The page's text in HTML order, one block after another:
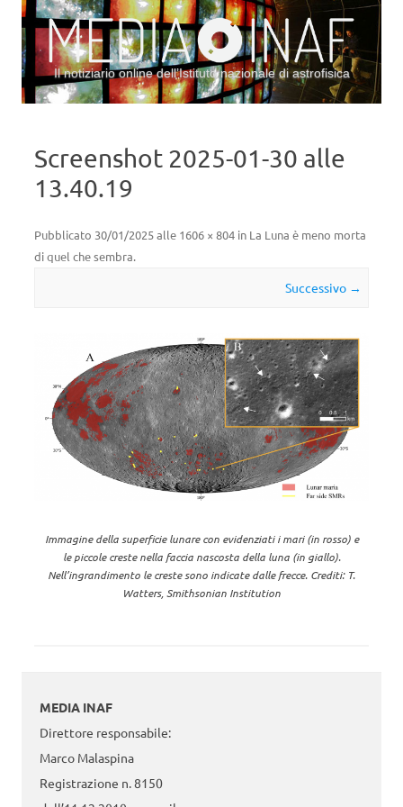
Il notiziario online dell’Istituto nazionale di astrofisica
Screenshot 2025-01-30 alle
13.40.19
Pubblicato 30/01/2025alle 1606 × 804 in La Luna è meno morta
di quel che sembra.
Successivo →
Immagine della superficie lunare con evidenziati i mari (in rosso) e
le piccole creste nella faccia nascosta della luna (in giallo).
Nell’ingrandimento le creste sono indicate dalle frecce. Crediti: T.
Watters, Smithsonian Institution
MEDIA INAF
Direttore responsabile:
Marco Malaspina
Registrazione n. 8150